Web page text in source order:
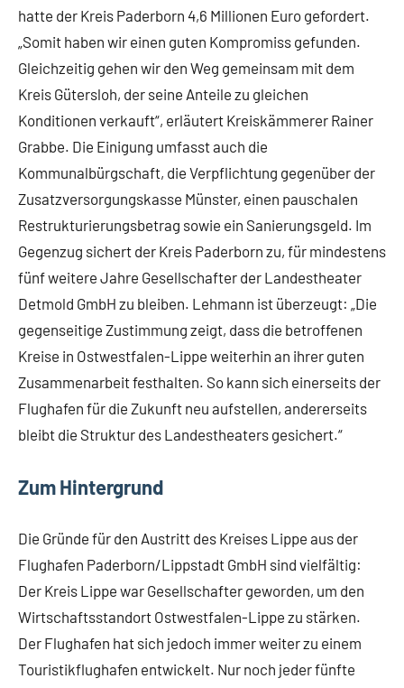
hatte der Kreis Paderborn 4,6 Millionen Euro gefordert.
„Somit haben wir einen guten Kompromiss gefunden.
Gleichzeitig gehen wir den Weg gemeinsam mit dem
Kreis Gütersloh, der seine Anteile zu gleichen
Konditionen verkauft“, erläutert Kreiskämmerer Rainer
Grabbe. Die Einigung umfasst auch die
Kommunalbürgschaft, die Verpflichtung gegenüber der
Zusatzversorgungskasse Münster, einen pauschalen
Restrukturierungsbetrag sowie ein Sanierungsgeld. Im
Gegenzug sichert der Kreis Paderborn zu, für mindestens
fünf weitere Jahre Gesellschafter der Landestheater
Detmold GmbH zu bleiben. Lehmann ist überzeugt: „Die
gegenseitige Zustimmung zeigt, dass die betroffenen
Kreise in Ostwestfalen-Lippe weiterhin an ihrer guten
Zusammenarbeit festhalten. So kann sich einerseits der
Flughafen für die Zukunft neu aufstellen, andererseits
bleibt die Struktur des Landestheaters gesichert.“
Zum Hintergrund
Die Gründe für den Austritt des Kreises Lippe aus der
Flughafen Paderborn/Lippstadt GmbH sind vielfältig:
Der Kreis Lippe war Gesellschafter geworden, um den
Wirtschaftsstandort Ostwestfalen-Lippe zu stärken.
Der Flughafen hat sich jedoch immer weiter zu einem
Touristikflughafen entwickelt. Nur noch jeder fünfte